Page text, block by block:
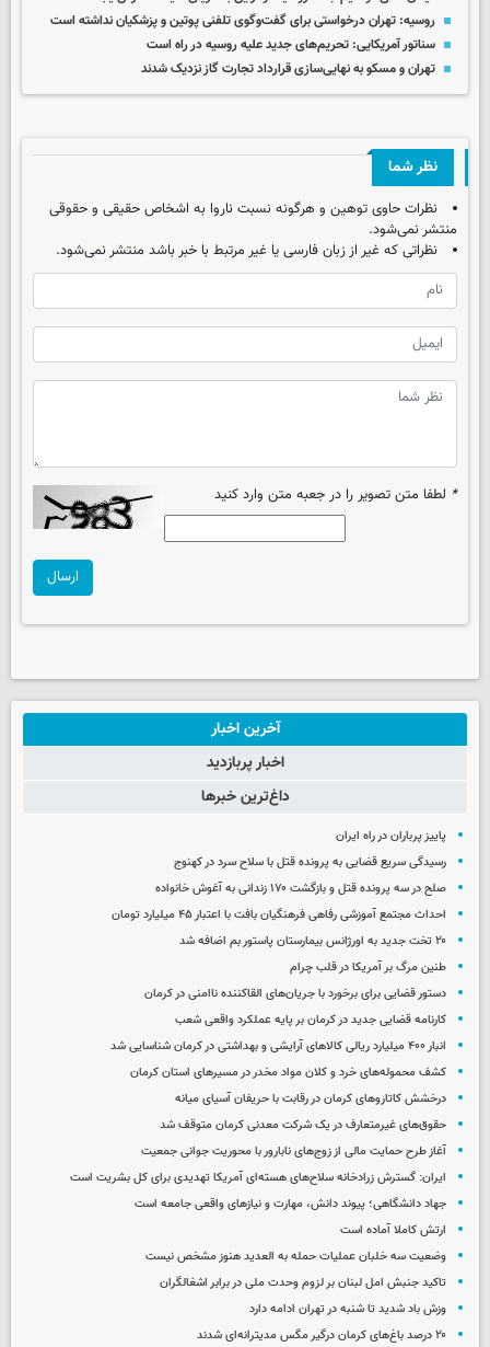
روسیه: تهران درخواستی برای گفت‌وگوی تلفنی پوتین و پزشکیان نداشته است
سناتور آمریکایی: تحریم‌های جدید علیه روسیه در راه است
تهران و مسکو به نهایی‌سازی قرارداد تجارت گاز نزدیک شدند
نظر شما
نظرات حاوی توهین و هرگونه نسبت ناروا به اشخاص حقیقی و حقوقی
منتشر نمی‌شود.
نظراتی که غیر از زبان فارسی یا غیر مرتبط با خبر باشد منتشر نمی‌شود.
* لطفا متن تصویر را در جعبه متن وارد کنید
ارسال
آخرین اخبار
اخبار پربازدید
داغ‌ترین خبرها
پاییز پرباران در راه ایران
رسیدگی سریع قضایی به پرونده قتل با سلاح سرد در کهنوج
صلح در سه پرونده قتل و بازگشت ۱۷۰ زندانی به آغوش خانواده
احداث مجتمع آموزشی رفاهی فرهنگیان بافت با اعتبار ۴۵ میلیارد تومان
۲۰ تخت جدید به اورژانس بیمارستان پاستور بم اضافه شد
طنین مرگ بر آمریکا در قلب چرام
دستور قضایی برای برخورد با جریان‌های القاکننده ناامنی در کرمان
کارنامه قضایی جدید در کرمان بر پایه عملکرد واقعی شعب
انبار ۴۰۰ میلیارد ریالی کالاهای آرایشی و بهداشتی در کرمان شناسایی شد
کشف محموله‌های خرد و کلان مواد مخدر در مسیرهای استان کرمان
درخشش کاتاروهای کرمان در رقابت با حریفان آسیای میانه
حقوق‌های غیرمتعارف در یک شرکت معدنی کرمان متوقف شد
آغاز طرح حمایت مالی از زوج‌های نابارور با محوریت جوانی جمعیت
ایران: گسترش زرادخانه سلاح‌های هسته‌ای آمریکا تهدیدی برای کل بشریت است
جهاد دانشگاهی؛ پیوند دانش، مهارت و نیازهای واقعی جامعه است
ارتش کاملا آماده است
وضعیت سه خلبان عملیات حمله به العدید هنوز مشخص نیست
تاکید جنبش امل لبنان بر لزوم وحدت ملی در برابر اشغالگران
وزش باد شدید تا شنبه در تهران ادامه دارد
۲۰ درصد باغ‌های کرمان درگیر مگس مدیترانه‌ای شدند